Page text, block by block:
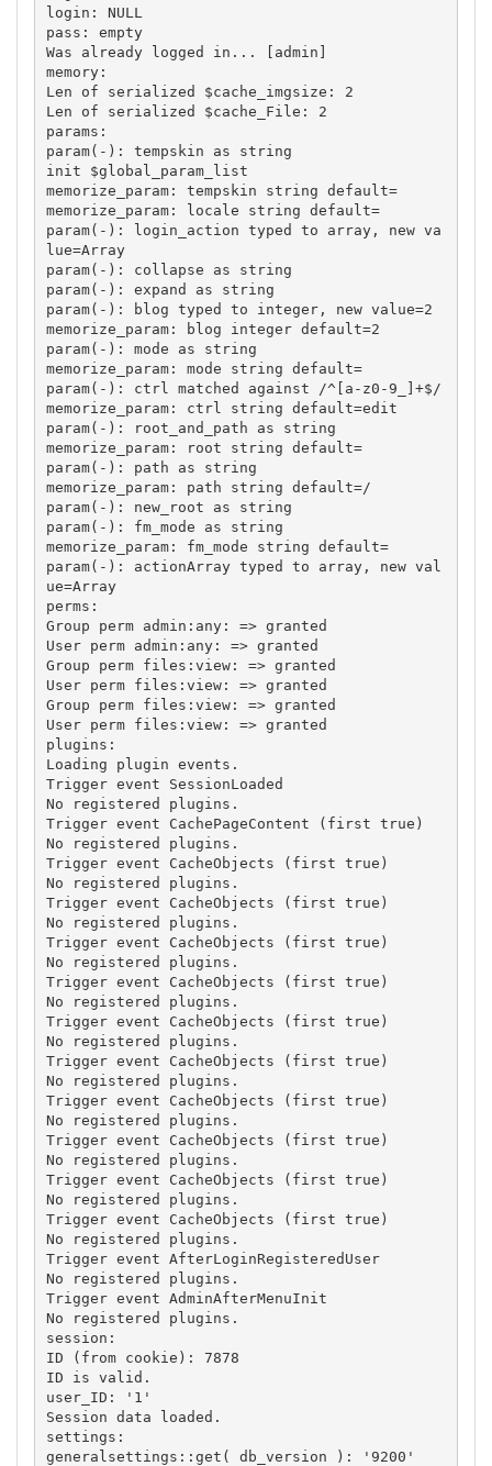
login: NULL
pass: empty
Was already logged in... [admin]
memory:
Len of serialized $cache_imgsize: 2
Len of serialized $cache_File: 2
params:
param(-): tempskin as string
init $global_param_list
memorize_param: tempskin string default=
memorize_param: locale string default=
param(-): login_action typed to array, new va
lue=Array
param(-): collapse as string
param(-): expand as string
param(-): blog typed to integer, new value=2
memorize_param: blog integer default=2
param(-): mode as string
memorize_param: mode string default=
param(-): ctrl matched against /^[a-z0-9_]+$/
memorize_param: ctrl string default=edit
param(-): root_and_path as string
memorize_param: root string default=
param(-): path as string
memorize_param: path string default=/
param(-): new_root as string
param(-): fm_mode as string
memorize_param: fm_mode string default=
param(-): actionArray typed to array, new val
ue=Array
perms:
Group perm admin:any: => granted
User perm admin:any: => granted
Group perm files:view: => granted
User perm files:view: => granted
Group perm files:view: => granted
User perm files:view: => granted
plugins:
Loading plugin events.
Trigger event SessionLoaded
No registered plugins.
Trigger event CachePageContent (first true)
No registered plugins.
Trigger event CacheObjects (first true)
No registered plugins.
Trigger event CacheObjects (first true)
No registered plugins.
Trigger event CacheObjects (first true)
No registered plugins.
Trigger event CacheObjects (first true)
No registered plugins.
Trigger event CacheObjects (first true)
No registered plugins.
Trigger event CacheObjects (first true)
No registered plugins.
Trigger event CacheObjects (first true)
No registered plugins.
Trigger event CacheObjects (first true)
No registered plugins.
Trigger event CacheObjects (first true)
No registered plugins.
Trigger event CacheObjects (first true)
No registered plugins.
Trigger event AfterLoginRegisteredUser
No registered plugins.
Trigger event AdminAfterMenuInit
No registered plugins.
session:
ID (from cookie): 7878
ID is valid.
user_ID: '1'
Session data loaded.
settings:
generalsettings::get( db_version ): '9200'